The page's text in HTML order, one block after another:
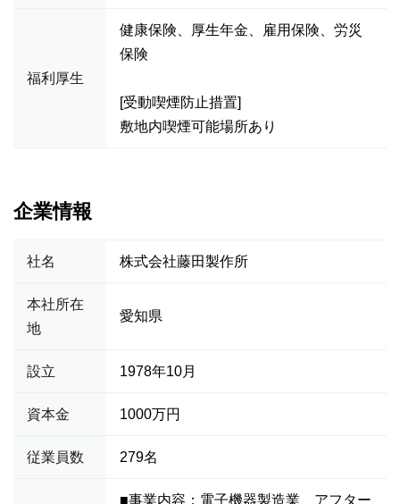
福利厚生
健康保険、厚生年金、雇用保険、労災
保険
[受動喫煙防止措置]
敷地内喫煙可能場所あり
企業情報
社名 株式会社藤田製作所
本社所在
地
愛知県
設立 1978年10月
資本金 1000万円
従業員数 279名
■事業内容：電子機器製造業、アフター